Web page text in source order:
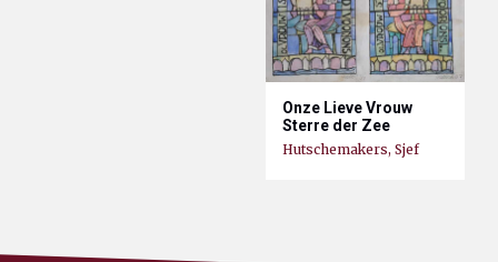
Onze Lieve Vrouw
Sterre der Zee
Hutschemakers, Sjef